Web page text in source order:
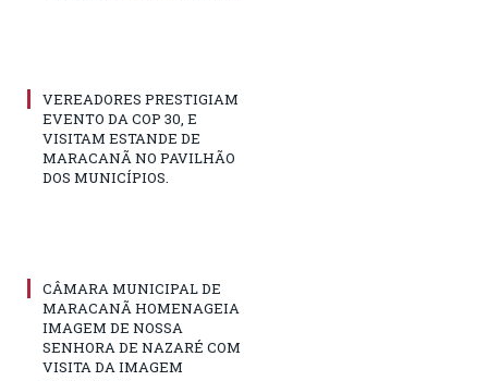
VEREADORES PRESTIGIAM
EVENTO DA COP 30, E
VISITAM ESTANDE DE
MARACANÃ NO PAVILHÃO
DOS MUNICÍPIOS.
CÂMARA MUNICIPAL DE
MARACANÃ HOMENAGEIA
IMAGEM DE NOSSA
SENHORA DE NAZARÉ COM
VISITA DA IMAGEM